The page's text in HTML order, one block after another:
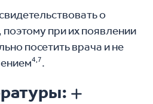
о
при их появлении
посетить врача и не
4,7.